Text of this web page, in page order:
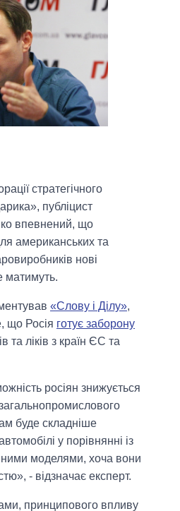
стратегічного
публіцист
впевнений, що
американських та
нові
матимуть.
«Слову і Ділу»,
що Росія готує заборону
та ліків з країн ЄС та
росіян знижується
буде складніше
у порівнянні із
моделями, хоча вони
- відзначає експерт.
принципового впливу